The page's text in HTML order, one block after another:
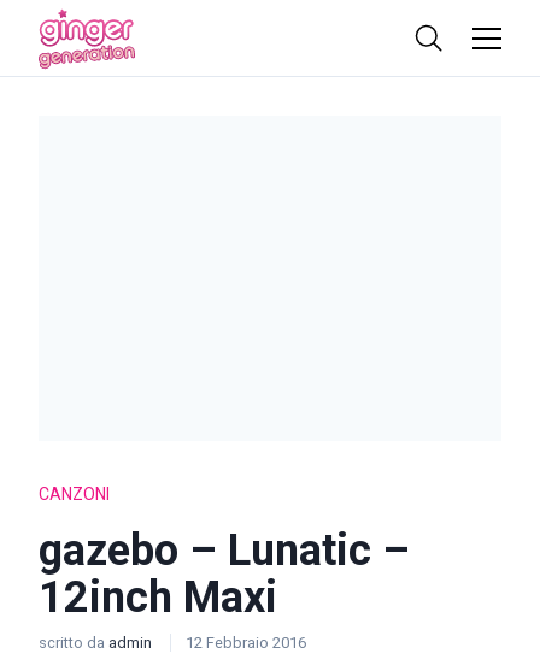
CANZONI
gazebo – Lunatic –
12inch Maxi
scritto da admin 12 Febbraio 2016